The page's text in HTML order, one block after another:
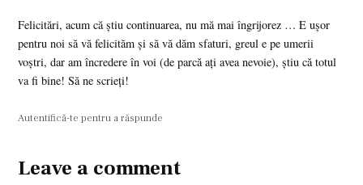
Felicitări, acum că ştiu continuarea, nu mă mai îngrijorez … E uşor
pentru noi să vă felicităm şi să vă dăm sfaturi, greul e pe umerii
voştri, dar am încredere în voi (de parcă aţi avea nevoie), ştiu că totul
va fi bine! Să ne scrieţi!
Autentifică-te pentru a răspunde
Leave
Leave a comment